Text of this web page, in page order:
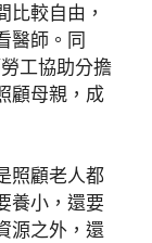
比較自由，
醫師。同
工協助分擔
顧母親，成
照顧老人都
養小，還要
源之外，還